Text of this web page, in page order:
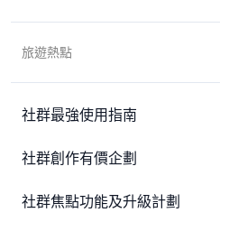
旅遊熱點
社群最強使用指南
社群創作有價企劃
社群焦點功能及升級計劃